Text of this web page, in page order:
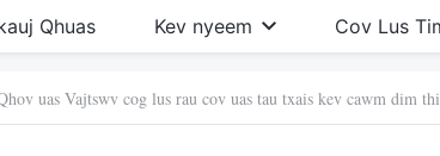
Qhuas Kev nyeem Cov Lus